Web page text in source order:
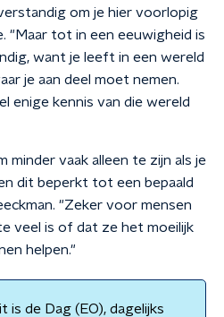
om je hier voorlopig
"Maar tot in een eeuwigheid is
want je leeft in een wereld
je aan deel moet nemen.
enige kennis van die wereld
minder vaak alleen te zijn als je
dit beperkt tot een bepaald
"Zeker voor mensen
veel is of dat ze het moeilijk
helpen."
is de Dag (EO), dagelijks